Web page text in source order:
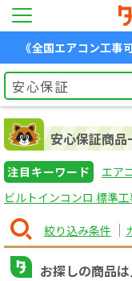
《全国エアコン工事
安心保証商品
注目キーワード エア
ビルトインコンロ 標準
絞り込み条件
お探しの商品